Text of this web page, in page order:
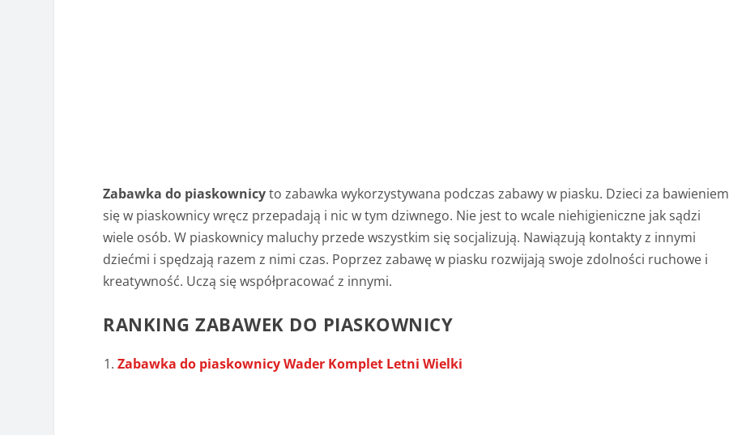
Zabawka do piaskownicyto zabawka wykorzystywana podczas zabawy w piasku. Dzieci za bawieniem
się w piaskownicy wręcz przepadają i nic w tym dziwnego. Nie jest to wcale niehigieniczne jak sądzi
wiele osób. W piaskownicy maluchy przede wszystkim się socjalizują. Nawiązują kontakty z innymi
dziećmi i spędzają razem z nimi czas. Poprzez zabawę w piasku rozwijają swoje zdolności ruchowe i
kreatywność. Uczą się współpracować z innymi.
RANKING ZABAWEK DO PIASKOWNICY
Zabawka do piaskownicy Wader Komplet Letni Wielki